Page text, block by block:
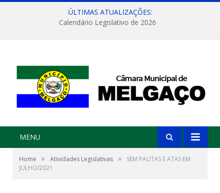
ÚLTIMAS ATUALIZAÇÕES:
Calendário Legislativo de 2026
MENU
Home » Atividades Legislativas »
SEM PAUTAS E ATAS EM
JULHO/2021